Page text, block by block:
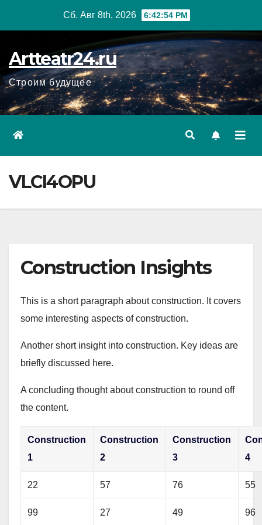
Сб. Авг 8th, 2026 6:42:55 PM
Artteatr24.ru
Строим будущее
VLCI4OPU
Construction Insights
This is a short paragraph about construction. It covers
some interesting aspects of construction.
Another short insight into construction. Key ideas are
briefly discussed here.
A concluding thought about construction to round off
the content.
Construction
1
Construction
2
Construction
3
4
22 57 76 55
99 27 49 96